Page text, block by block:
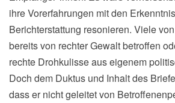
ihre Vorerfahrungen mit den
Berichterstattung resonieren. Viele
bereits von rechter Gewalt betroffen
rechte Drohkulisse aus eigenem
Doch dem Duktus und Inhalt des
dass er nicht geleitet von